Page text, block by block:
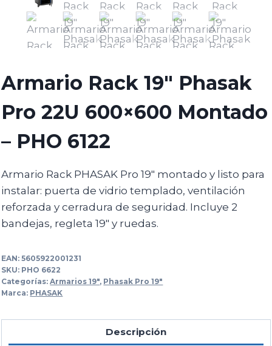
Armario Rack 19″ Phasak
Pro 22U 600×600 Montado
– PHO 6122
Armario Rack PHASAK Pro 19″ montado y listo para
instalar: puerta de vidrio templado, ventilación
reforzada y cerradura de seguridad. Incluye 2
bandejas, regleta 19″ y ruedas.
EAN:5605922001231
SKU: PHO 6622
Categorías:Armarios 19", Phasak Pro 19"
Marca: PHASAK
Descripción